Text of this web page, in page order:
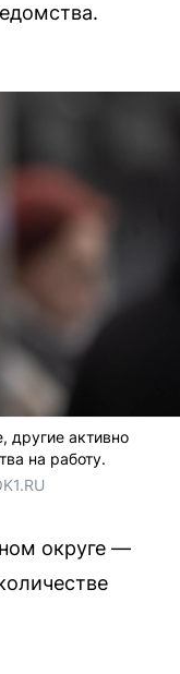
другие активно
на работу.
округе —